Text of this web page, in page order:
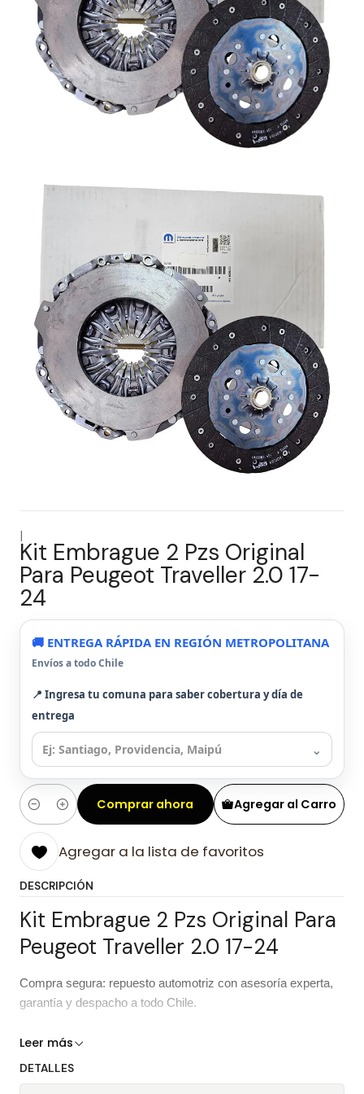
|
Kit Embrague 2 Pzs Original
Para Peugeot Traveller 2.0 17-
24
🚚 ENTREGA RÁPIDA EN REGIÓN METROPOLITANA
Envíos a todo Chile
📍 Ingresa tu comuna para saber cobertura y día de
entrega
⌄
Cantidad
Agregar al Carro
Comprar ahora
Agregar a la lista de favoritos
DESCRIPCIÓN
Kit Embrague 2 Pzs Original Para
Peugeot Traveller 2.0 17-24
Compra segura: repuesto automotriz con asesoría experta,
garantía y despacho a todo Chile.
Características del repuesto
Leer más
DETALLES